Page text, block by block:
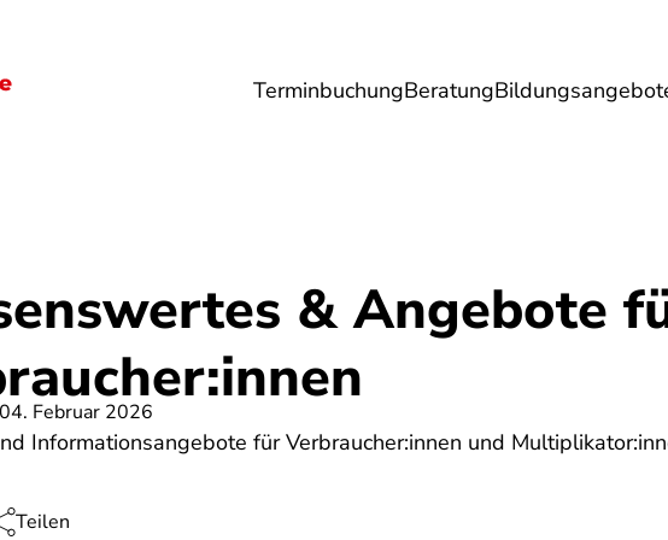
TerminbuchungBeratung
Gesundheit Energie
& Angebote
04. Februar 2026
Informationsangebote für Verbraucher:innen und
Teilen